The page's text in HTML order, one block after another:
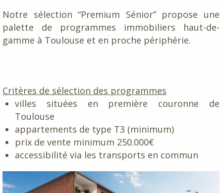
Notre sélection “Premium Sénior” propose une
palette de programmes immobiliers haut-de-
gamme à Toulouse et en proche périphérie.
Critères de sélection des programmes
villes situées en première couronne de
Toulouse
appartements de type T3 (minimum)
prix de vente minimum 250.000€
accessibilité via les transports en commun